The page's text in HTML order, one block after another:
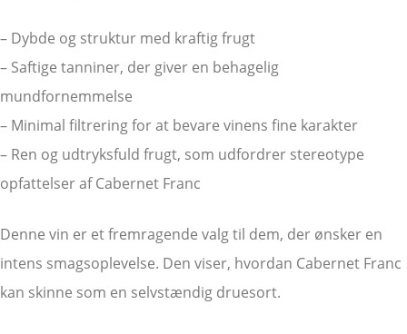
– Dybde og struktur med kraftig frugt
– Saftige tanniner, der giver en behagelig
mundfornemmelse
– Minimal filtrering for at bevare vinens fine karakter
– Ren og udtryksfuld frugt, som udfordrer stereotype
opfattelser af Cabernet Franc
Denne vin er et fremragende valg til dem, der ønsker en
intens smagsoplevelse. Den viser, hvordan Cabernet Franc
kan skinne som en selvstændig druesort.